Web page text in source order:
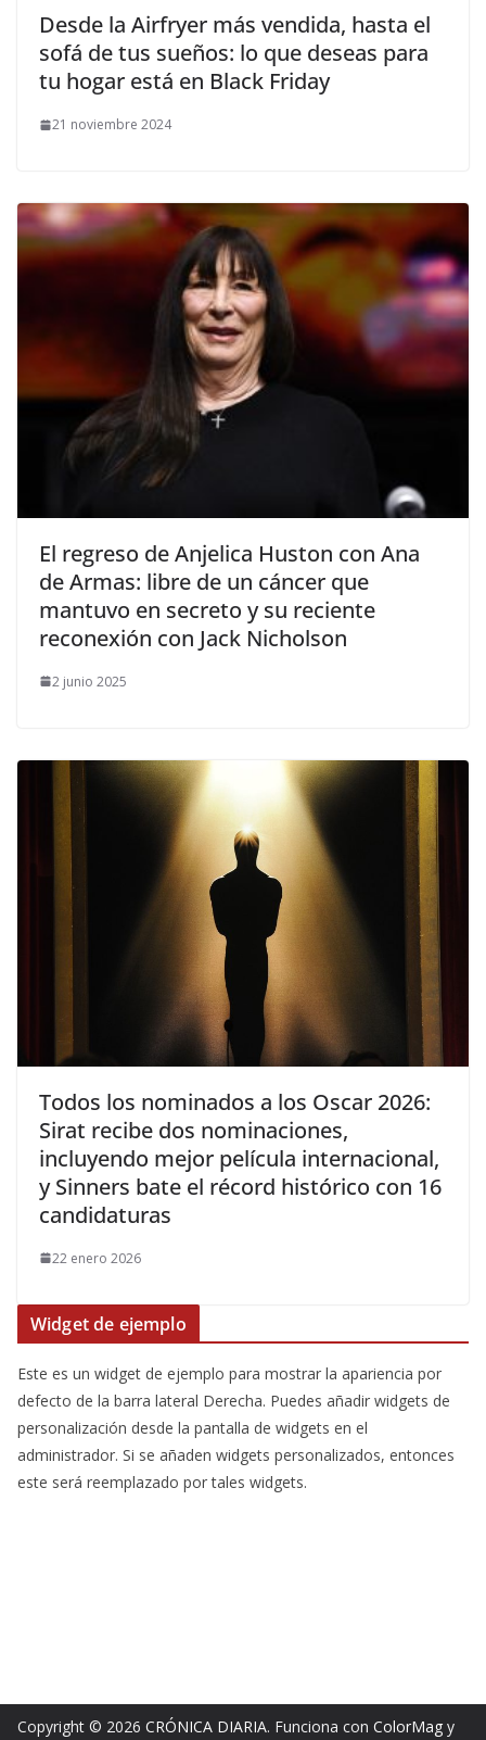
​Desde la Airfryer más vendida, hasta el
sofá de tus sueños: lo que deseas para
tu hogar está en Black Friday
21 noviembre 2024
​El regreso de Anjelica Huston con Ana
de Armas: libre de un cáncer que
mantuvo en secreto y su reciente
reconexión con Jack Nicholson
2 junio 2025
​Todos los nominados a los Oscar 2026:
Sirat recibe dos nominaciones,
incluyendo mejor película internacional,
y Sinners bate el récord histórico con 16
candidaturas
22 enero 2026
Widget de ejemplo
Este es un widget de ejemplo para mostrar la apariencia por
defecto de la barra lateral Derecha. Puedes añadir widgets de
personalización desde la pantalla de widgets en el
administrador. Si se añaden widgets personalizados, entonces
este será reemplazado por tales widgets.
Copyright © 2026 CRÓNICA DIARIA. Funciona con ColorMag y